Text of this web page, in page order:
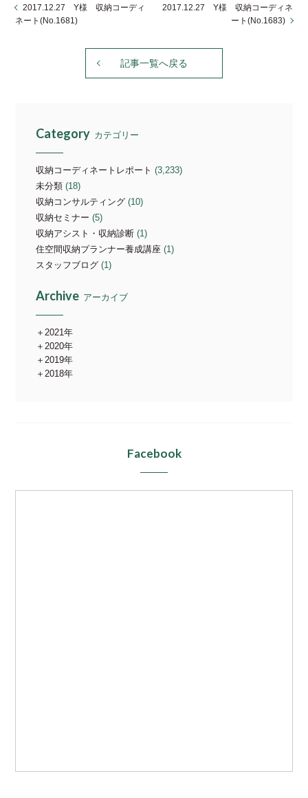
2017.12.27 Y様 収納コーディ
ネート(No.1681)
2017.12.27 Y様 収納コーディネ
ート(No.1683)
記事一覧へ戻る
Category カテゴリー
収納コーディネートレポート (3,233)
未分類 (18)
収納コンサルティング (10)
収納セミナー (5)
収納アシスト・収納診断 (1)
住空間収納プランナー養成講座 (1)
スタッフブログ (1)
Archive アーカイブ
2021年
2020年
2019年
2018年
Facebook